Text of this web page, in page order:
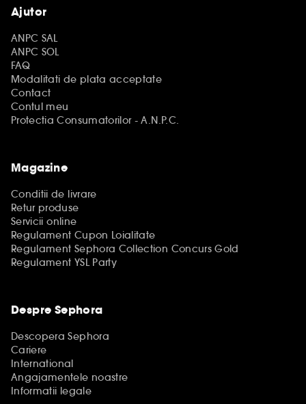
Ajutor
ANPC SAL
ANPC SOL
FAQ
Modalitati de plata acceptate
Contact
Contul meu
Protectia Consumatorilor - A.N.P.C.
Magazine
Conditii de livrare
Retur produse
Servicii online
Regulament Cupon Loialitate
Regulament Sephora Collection Concurs Gold
Regulament YSL Party
Despre Sephora
Descopera Sephora
Cariere
International
Angajamentele noastre
Informatii legale